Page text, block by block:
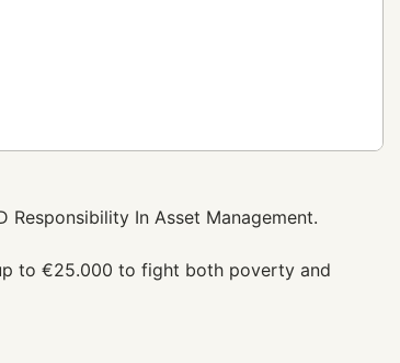
In Asset Management.
to €25.000 to fight both poverty and